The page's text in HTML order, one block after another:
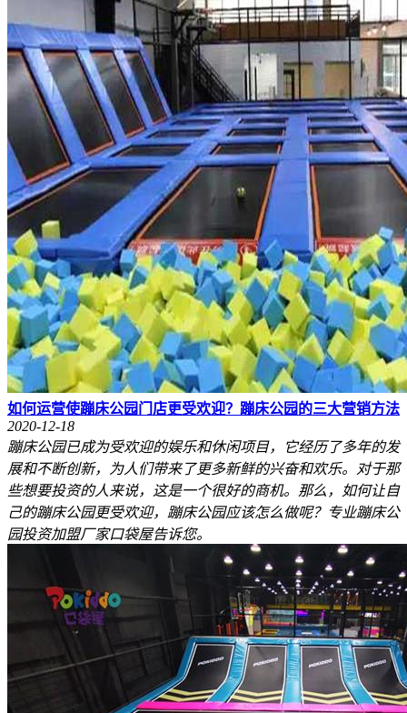
如何运营使蹦床公园门店更受欢迎？蹦床公园的三大营销方法
2020-12-18
蹦床公园已成为受欢迎的娱乐和休闲项目，它经历了多年的发
展和不断创新，为人们带来了更多新鲜的兴奋和欢乐。对于那
些想要投资的人来说，这是一个很好的商机。那么，如何让自
己的蹦床公园更受欢迎，蹦床公园应该怎么做呢？专业蹦床公
园投资加盟厂家口袋屋告诉您。